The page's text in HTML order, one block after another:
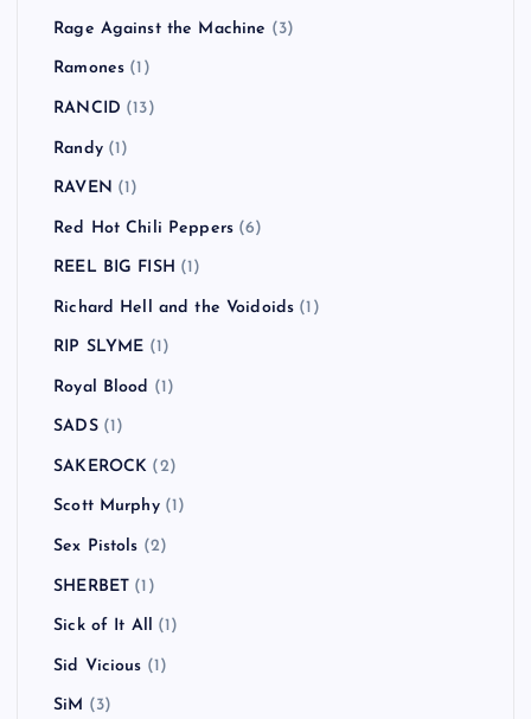
Rage Against the Machine (3)
Ramones (1)
RANCID (13)
Randy(1)
RAVEN (1)
Red Hot Chili Peppers (6)
REEL BIG FISH (1)
Richard Hell and the Voidoids (1)
RIP SLYME (1)
Royal Blood (1)
SADS(1)
SAKEROCK (2)
Scott Murphy(1)
Sex Pistols (2)
SHERBET (1)
Sick of It All (1)
Sid Vicious (1)
SiM (3)